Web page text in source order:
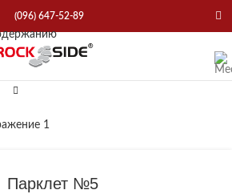
(096) 647-52-89
Парклет №5